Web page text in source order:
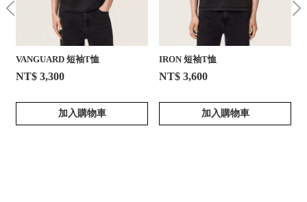
VANGUARD 短袖T恤
NT$ 3,300
加入購物車
IRON 短袖T恤
NT$ 3,600
加入購物車